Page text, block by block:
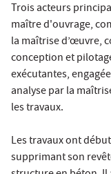
Trois acteurs
maître d'ouvrage,
la maîtrise d’œuvre,
conception et
exécutantes,
analyse par la
les travaux.
Les travaux ont
supprimant son